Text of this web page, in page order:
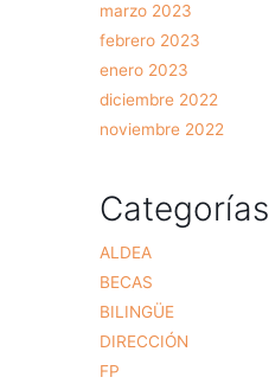
marzo 2023
febrero 2023
enero 2023
diciembre 2022
noviembre 2022
Categorías
ALDEA
BECAS
BILINGÜE
DIRECCIÓN
FP